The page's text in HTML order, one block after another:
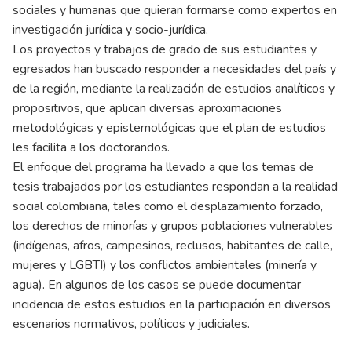
sociales y humanas que quieran formarse como expertos en
investigación jurídica y socio-jurídica.
Los proyectos y trabajos de grado de sus estudiantes y
egresados han buscado responder a necesidades del país y
de la región, mediante la realización de estudios analíticos y
propositivos, que aplican diversas aproximaciones
metodológicas y epistemológicas que el plan de estudios
les facilita a los doctorandos.
El enfoque del programa ha llevado a que los temas de
tesis trabajados por los estudiantes respondan a la realidad
social colombiana, tales como el desplazamiento forzado,
los derechos de minorías y grupos poblaciones vulnerables
(indígenas, afros, campesinos, reclusos, habitantes de calle,
mujeres y LGBTI) y los conflictos ambientales (minería y
agua). En algunos de los casos se puede documentar
incidencia de estos estudios en la participación en diversos
escenarios normativos, políticos y judiciales.